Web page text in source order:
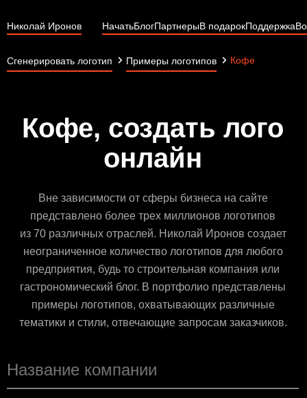
Николай Иронов НачатьБлогПартнерыВ подарокПоддержка
Сгенерировать логотип Примеры логотипов Кофе
Кофе, создать лого
онлайн
Вне зависимости от сферы бизнеса на сайте
представлено более трех миллионов логотипов
из 70 различных отраслей. Николай Иронов создает
неограниченное количество логотипов для любого
предприятия, будь то строительная компания или
гастрономический блог. В портфолио представлены
примеры логотипов, охватывающих различные
тематики и стили, отвечающие запросам заказчиков.